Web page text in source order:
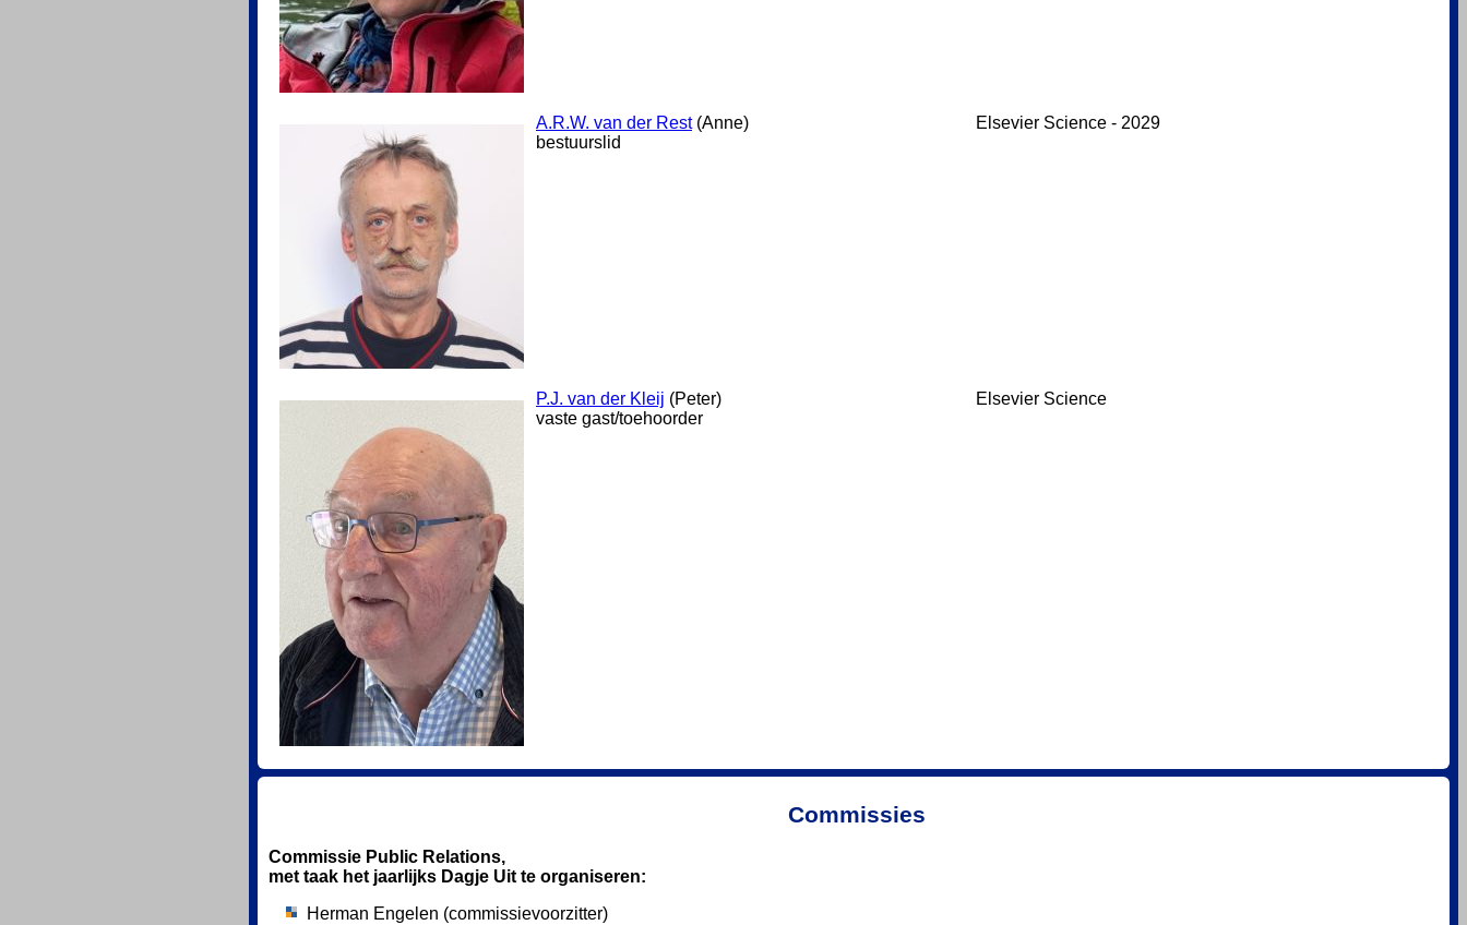
A.R.W. van der Rest(Anne)
bestuurslid
Elsevier Science - 2029
P.J. van der Kleij (Peter)
vaste gast/toehoorder
Elsevier Science
Commissies
Commissie Public Relations,
met taak het jaarlijks Dagje Uit te organiseren:
Herman Engelen (commissievoorzitter)